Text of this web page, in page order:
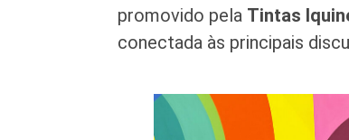
promovido pela Tintas
conectada às principais